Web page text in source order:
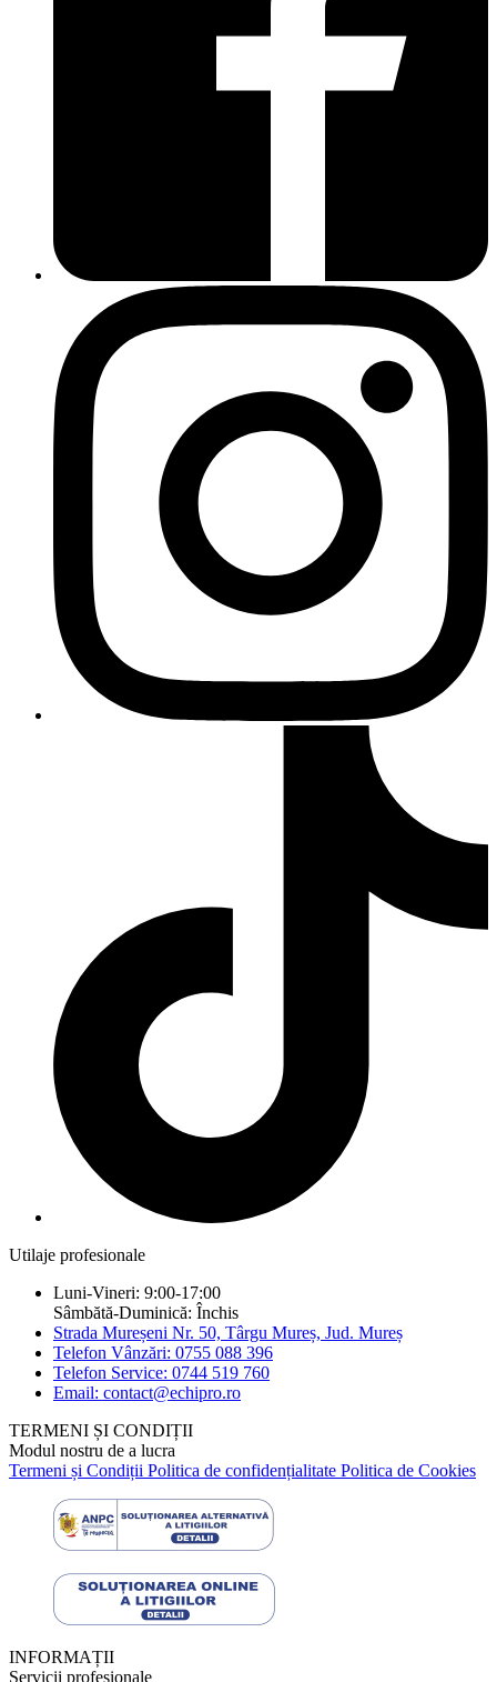
Utilaje profesionale
Luni-Vineri: 9:00-17:00
Sâmbătă-Duminică: Închis
Strada Mureșeni Nr. 50, Târgu Mureș, Jud. Mureș
Telefon Vânzări: 0755 088 396
Telefon Service: 0744 519 760
Email: contact@echipro.ro
TERMENI ȘI CONDIȚII
Modul nostru de a lucra
Termeni și Condiții Politica de confidențialitate Politica de Cookies
INFORMAȚII
Servicii profesionale